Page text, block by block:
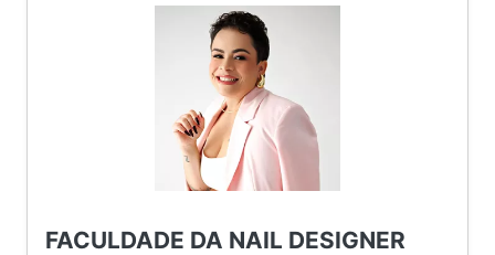
FACULDADE DA NAIL DESIGNER